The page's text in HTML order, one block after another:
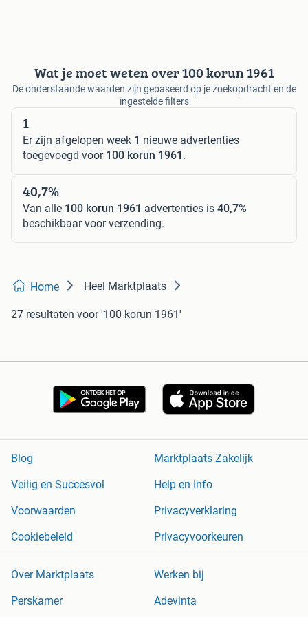
Wat je moet weten over 100 korun 1961
De onderstaande waarden zijn gebaseerd op je zoekopdracht en de
ingestelde filters
1
Er zijn afgelopen week 1 nieuwe advertenties
toegevoegd voor 100 korun 1961 .
40,7%
Van alle 100 korun 1961 advertenties is 40,7%
beschikbaar voor verzending.
Home Heel Marktplaats
27 resultaten voor '100 korun 1961'
Blog
Marktplaats Zakelijk
Veilig en Succesvol
Help en Info
Voorwaarden
Privacyverklaring
Cookiebeleid
Privacyvoorkeuren
Over Marktplaats
Werken bij
Perskamer
Adevinta